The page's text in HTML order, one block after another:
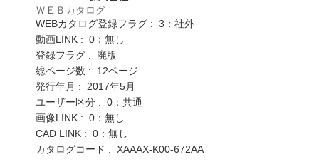
ＷＥＢカタログ
WEBカタログ登録フラグ : 3：社外
動画LINK : 0：無し
登録フラグ : 廃版
総ページ数 : 12ページ
発行年月 : 2017年5月
ユーザー区分 : 0：共通
画像LINK : 0：無し
CAD LINK : 0：無し
カタログコード : XAAAX-K00-672AA